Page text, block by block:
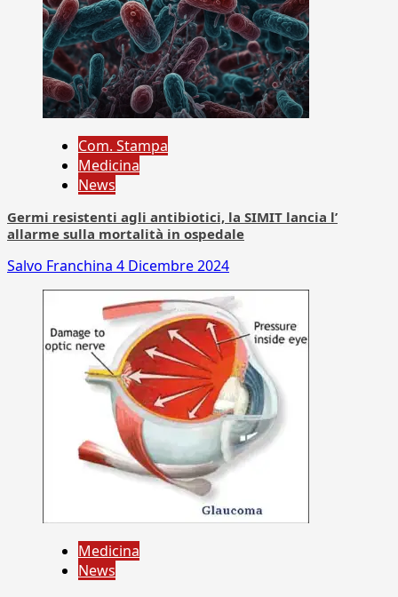
Com. Stampa
Medicina
News
Germi resistenti agli antibiotici, la SIMIT lancia l’
allarme sulla mortalità in ospedale
Salvo Franchina 4 Dicembre 2024
Medicina
News